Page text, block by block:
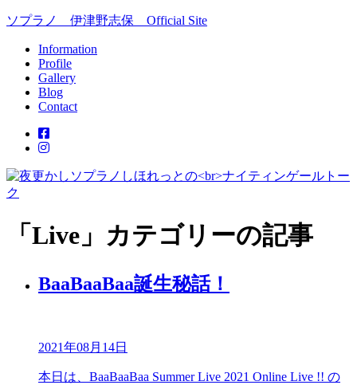
ソプラノ 伊津野志保 Official Site
Information
Profile
Gallery
Blog
Contact
「Live」カテゴリーの記事
BaaBaaBaa誕生秘話！
2021年08月14日
本日は、BaaBaaBaa Summer Live 2021 Online Live !! の